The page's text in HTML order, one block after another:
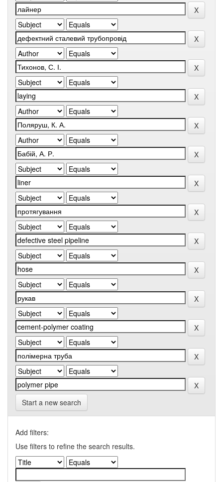
Start a new search
Add filters:
Use filters to refine the search results.